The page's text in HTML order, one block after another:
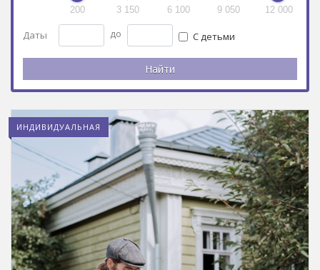
200 3 150 6 100 9 050 12 000
Даты до С детьми
ИНДИВИДУАЛЬНАЯ